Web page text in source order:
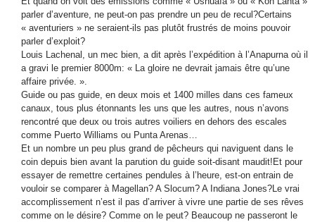
parler d’aventure, ne peut-on pas prendre un peu de recul?Certains
« aventuriers » ne seraient-ils pas plutôt frustrés de moins pouvoir
parler d’exploit?
Louis Lachenal, un mec bien, a dit après l’expédition à l’Anapurna où il
a gravi le premier 8000m: « La gloire ne devrait jamais être qu’une
affaire privée. ».
Guide ou pas guide, en deux mois et 1400 milles dans ces fameux
canaux, tous plus étonnants les uns que les autres, nous n’avons
rencontré que deux ou trois autres voiliers en dehors des escales
comme Puerto Williams ou Punta Arenas…
Et un nombre un peu plus grand de pêcheurs qui naviguent dans le
coin depuis bien avant la parution du guide soit-disant maudit!Et pour
essayer de remettre certaines pendules à l’heure, est-on entrain de
vouloir se comparer à Magellan? A Slocum? A Indiana Jones?Le vrai
accomplissement n’est il pas d’arriver à vivre une partie de ses rêves
comme on le désire? Comme on le peut? Beaucoup ne passeront le